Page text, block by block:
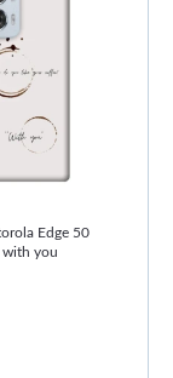
Edge 50
with you